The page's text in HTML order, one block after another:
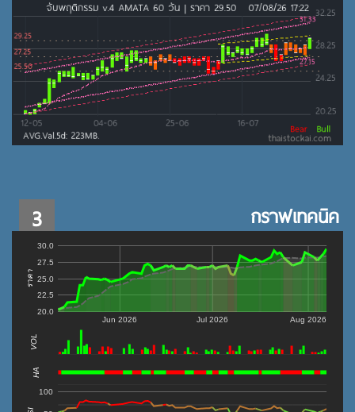
3 กราฟเทคนิค
Jun 2026 Jul 2026 Aug 2026
20.0
22.5
25.0
27.5
30.0
ราคา
VOL
HA
100